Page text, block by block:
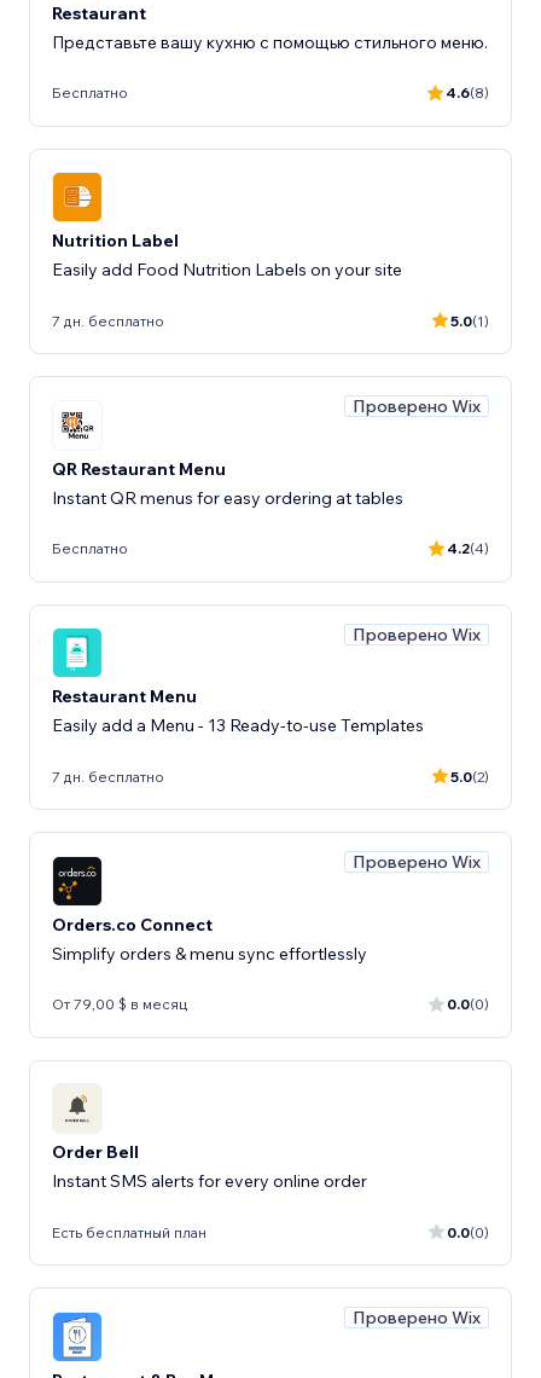
Restaurant
Представьте вашу кухню с помощью стильного меню.
Бесплатно 4.6(8)
Nutrition Label
Easily add Food Nutrition Labels on your site
7 дн. бесплатно 5.0(1)
Проверено Wix
QR Restaurant Menu
Instant QR menus for easy ordering at tables
Бесплатно 4.2(4)
Проверено Wix
Restaurant Menu
Easily add a Menu - 13 Ready-to-use Templates
7 дн. бесплатно 5.0(2)
Проверено Wix
Orders.co Connect
Simplify orders & menu sync effortlessly
От 79,00 $ в месяц 0.0(0)
Order Bell
Instant SMS alerts for every online order
Есть бесплатный план 0.0(0)
Проверено Wix